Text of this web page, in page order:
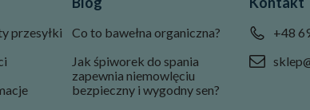
przesyłki
Co to bawełna organiczna?
Jak śpiworek do spania
zapewnia niemowlęciu
bezpieczny i wygodny sen?
+48